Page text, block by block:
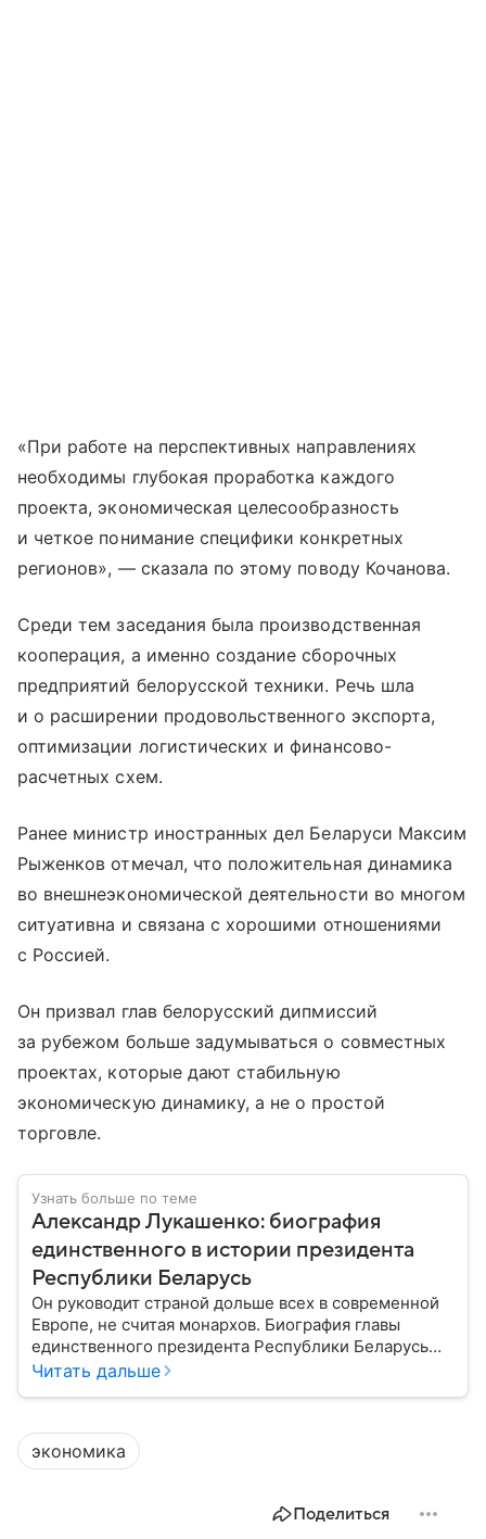
«При работе на перспективных направлениях
необходимы глубокая проработка каждого
проекта, экономическая целесообразность
и четкое понимание специфики конкретных
регионов», — сказала по этому поводу Кочанова.
Среди тем заседания была производственная
кооперация, а именно создание сборочных
предприятий белорусской техники. Речь шла
и о расширении продовольственного экспорта,
оптимизации логистических и финансово-
расчетных схем.
Ранее министр иностранных дел Беларуси Максим
Рыженков отмечал, что положительная динамика
во внешнеэкономической деятельности во многом
ситуативна и связана с хорошими отношениями
с Россией.
Он призвал глав белорусский дипмиссий
за рубежом больше задумываться о совместных
проектах, которые дают стабильную
экономическую динамику, а не о простой
торговле.
Узнать больше по теме
Александр Лукашенко: биография
единственного в истории президента
Республики Беларусь
Он руководит страной дольше всех в современной
Европе, не считая монархов. Биография главы
единственного президента Республики Беларусь
Александра Лукашенко — в материале.
Читать дальше
экономика
Поделиться